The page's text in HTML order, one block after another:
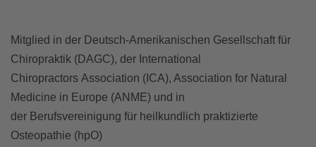
Mitglied in der Deutsch-Amerikanischen Gesellschaft für
Chiropraktik (DAGC), der International
Chiropractors Association (ICA), Association for Natural
Medicine in Europe (ANME) und in
der Berufsvereinigung für heilkundlich praktizierte
Osteopathie (hpO)